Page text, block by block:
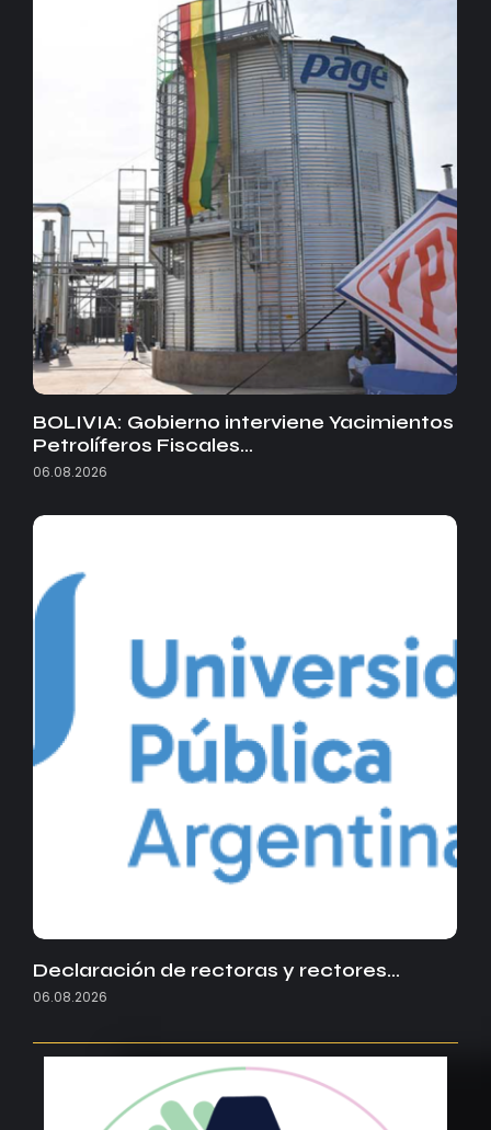
BOLIVIA: Gobierno interviene Yacimientos
Petrolíferos Fiscales…
06.08.2026
Declaración de rectoras y rectores…
06.08.2026